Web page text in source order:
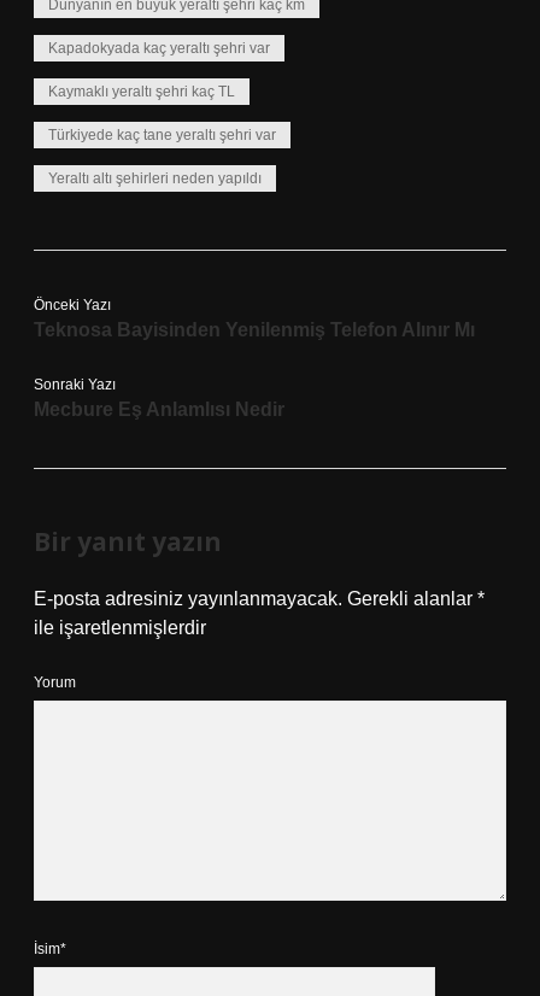
Dünyanın en büyük yeraltı şehri kaç km
Kapadokyada kaç yeraltı şehri var
Kaymaklı yeraltı şehri kaç TL
Türkiyede kaç tane yeraltı şehri var
Yeraltı altı şehirleri neden yapıldı
Önceki Yazı
Teknosa Bayisinden Yenilenmiş Telefon Alınır Mı
Sonraki Yazı
Mecbure Eş Anlamlısı Nedir
Bir yanıt yazın
E-posta adresiniz yayınlanmayacak. Gerekli alanlar *
ile işaretlenmişlerdir
Yorum
İsim*